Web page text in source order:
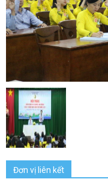
Đơn vị liên kết